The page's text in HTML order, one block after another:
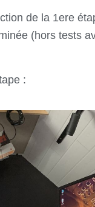
de la 1ere
(hors tests
: